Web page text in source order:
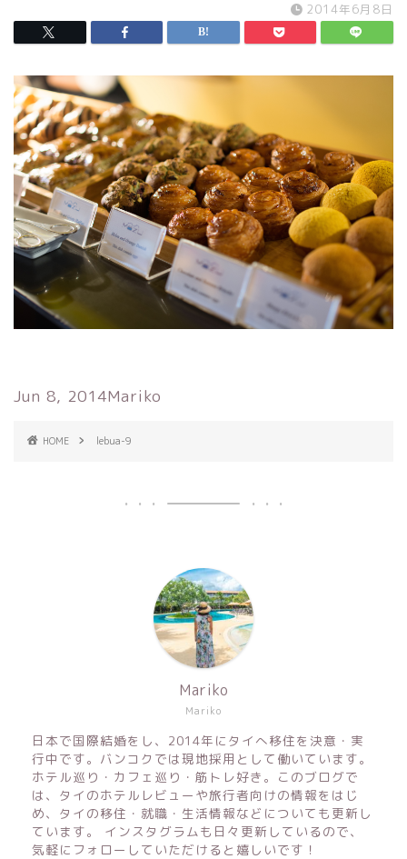
2014年6月8日
Jun 8, 2014Mariko
HOME lebua-9
Mariko
Mariko
日本で国際結婚をし、2014年にタイへ移住を決意・実
行中です。バンコクでは現地採用として働いています。
ホテル巡り・カフェ巡り・筋トレ好き。このブログで
は、タイのホテルレビューや旅行者向けの情報をはじ
め、タイの移住・就職・生活情報などについても更新し
ています。 インスタグラムも日々更新しているので、
気軽にフォローしていただけると嬉しいです！